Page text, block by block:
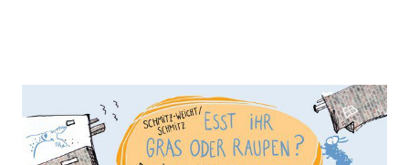
Esst ihr Gras oder Raupen?
Deutsch - Englisch